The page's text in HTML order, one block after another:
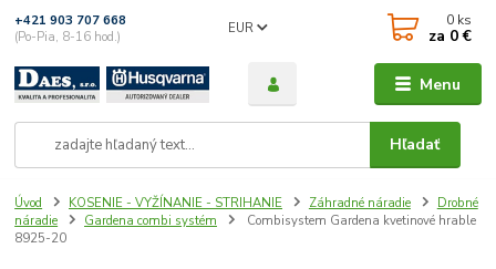
Menu
EUR
Hľadať
+421 903 707 668
(Po-Pia, 8-16 hod.)
0 ks
za 0 €
Úvod KOSENIE - VYŽÍNANIE - STRIHANIE Záhradné náradie
Drobné
náradie
Gardena combi systém
Combisystem Gardena kvetinové hrable
8925-20